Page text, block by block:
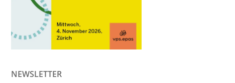
NEWSLETTER